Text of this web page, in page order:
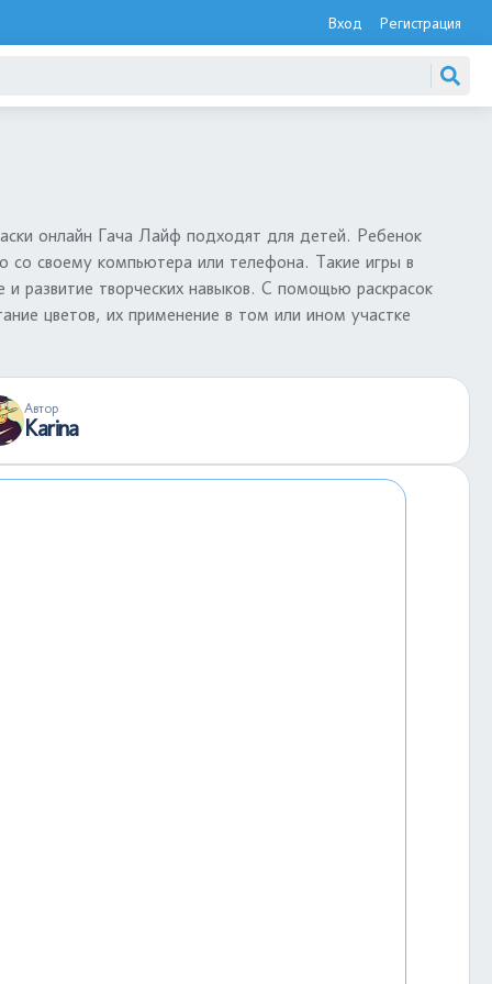
Вход Регистрация
онлайн Гача Лайф подходят для детей. Ребенок
со своему компьютера или телефона. Такие игры в
развитие творческих навыков. С помощью раскрасок
цветов, их применение в том или ином участке
Автор
Karina